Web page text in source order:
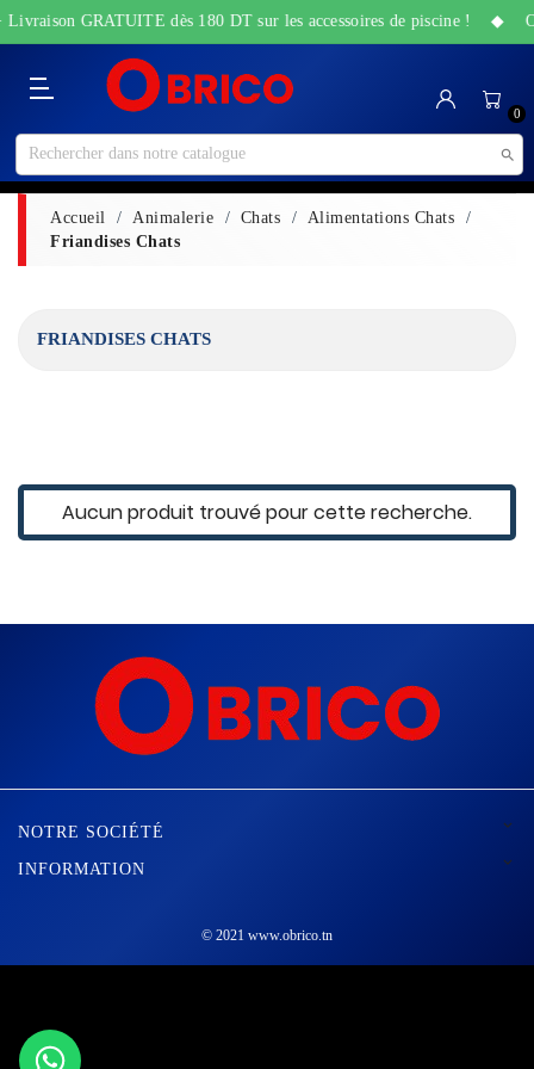
Catégorie
Accueil
Bricolage
&
Travaux
Sanitaire
Maison
Santé
&
Beauté
High-
Tech
Jardin
&
Piscine
Animalerie
0

Livraison GRATUITE dès 180 DT sur les accessoires de piscine ! ◆
Accueil Animalerie Chats
Alimentations Chats
Friandises Chats
Aucun produit trouvé pour cette recherche.
FRIANDISES CHATS
NOTRE SOCIÉTÉ 
INFORMATION 
© 2021 www.obrico.tn